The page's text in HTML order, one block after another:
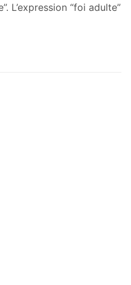
L’expression “foi adulte”